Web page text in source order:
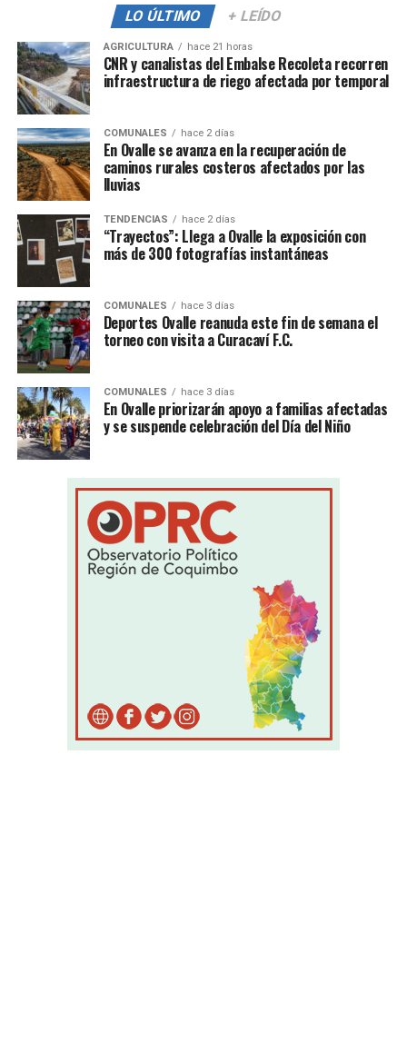
LO ÚLTIMO + LEÍDO
AGRICULTURA hace 21 horas
CNR y canalistas del Embalse Recoleta recorren
infraestructura de riego afectada por temporal
COMUNALES hace 2 días
En Ovalle se avanza en la recuperación de
caminos rurales costeros afectados por las
lluvias
TENDENCIAS hace 2 días
“Trayectos”: Llega a Ovalle la exposición con
más de 300 fotografías instantáneas
COMUNALES hace 3 días
Deportes Ovalle reanuda este fin de semana el
torneo con visita a Curacaví F.C.
COMUNALES hace 3 días
En Ovalle priorizarán apoyo a familias afectadas
y se suspende celebración del Día del Niño